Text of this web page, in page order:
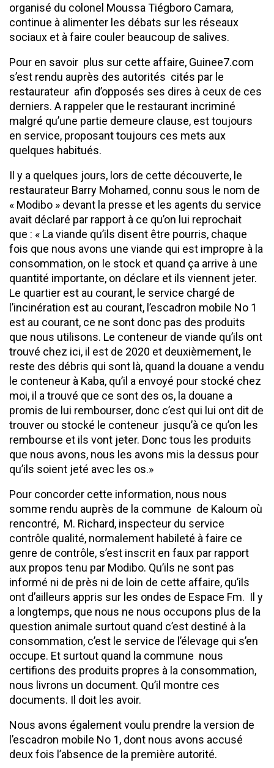
organisé du colonel Moussa Tiégboro Camara,
continue à alimenter les débats sur les réseaux
sociaux et à faire couler beaucoup de salives.
Pour en savoir plus sur cette affaire, Guinee7.com
s’est rendu auprès des autorités cités par le
restaurateur afin d’opposés ses dires à ceux de ces
derniers. A rappeler que le restaurant incriminé
malgré qu’une partie demeure clause, est toujours
en service, proposant toujours ces mets aux
quelques habitués.
Il y a quelques jours, lors de cette découverte, le
restaurateur Barry Mohamed, connu sous le nom de
« Modibo » devant la presse et les agents du service
avait déclaré par rapport à ce qu’on lui reprochait
que : « La viande qu’ils disent être pourris, chaque
fois que nous avons une viande qui est impropre à la
consommation, on le stock et quand ça arrive à une
quantité importante, on déclare et ils viennent jeter.
Le quartier est au courant, le service chargé de
l’incinération est au courant, l’escadron mobile No 1
est au courant, ce ne sont donc pas des produits
que nous utilisons. Le conteneur de viande qu’ils ont
trouvé chez ici, il est de 2020 et deuxièmement, le
reste des débris qui sont là, quand la douane a vendu
le conteneur à Kaba, qu’il a envoyé pour stocké chez
moi, il a trouvé que ce sont des os, la douane a
promis de lui rembourser, donc c’est qui lui ont dit de
trouver ou stocké le conteneur jusqu’à ce qu’on les
rembourse et ils vont jeter. Donc tous les produits
que nous avons, nous les avons mis la dessus pour
qu’ils soient jeté avec les os.»
Pour concorder cette information, nous nous
somme rendu auprès de la commune de Kaloum où
rencontré, M. Richard, inspecteur du service
contrôle qualité, normalement habileté à faire ce
genre de contrôle, s’est inscrit en faux par rapport
aux propos tenu par Modibo. Qu’ils ne sont pas
informé ni de près ni de loin de cette affaire, qu’ils
ont d’ailleurs appris sur les ondes de Espace Fm. Il y
a longtemps, que nous ne nous occupons plus de la
question animale surtout quand c’est destiné à la
consommation, c’est le service de l’élevage qui s’en
occupe. Et surtout quand la commune nous
certifions des produits propres à la consommation,
nous livrons un document. Qu’il montre ces
documents. Il doit les avoir.
Nous avons également voulu prendre la version de
l’escadron mobile No 1, dont nous avons accusé
deux fois l’absence de la première autorité.